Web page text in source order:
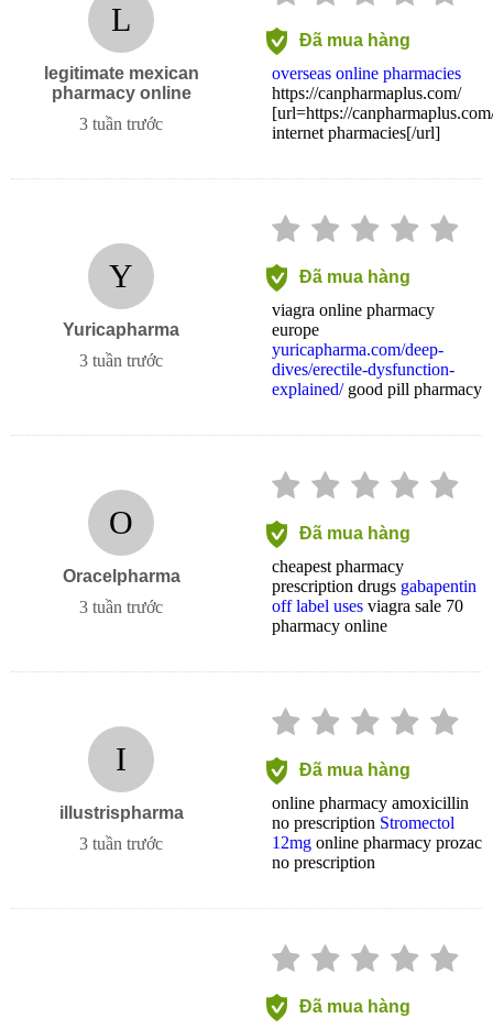
L
legitimate mexican
pharmacy online
3 tuần trước
Đã mua hàng
overseas online pharmacies
https://canpharmaplus.com/
[url=https://
internet pharmacies[/url]
Y
Yuricapharma
3 tuần trước
Đã mua hàng
viagra online pharmacy
europe
yuricapharma.com/deep-
dives/erectile-dysfunction-
explained/good pill pharmacy
O
Oracelpharma
3 tuần trước
Đã mua hàng
cheapest pharmacy
prescription drugs gabapentin
off label uses viagra sale 70
pharmacy online
I
illustrispharma
3 tuần trước
Đã mua hàng
online pharmacy amoxicillin
no prescription Stromectol
12mg online pharmacy prozac
no prescription
Đã mua hàng